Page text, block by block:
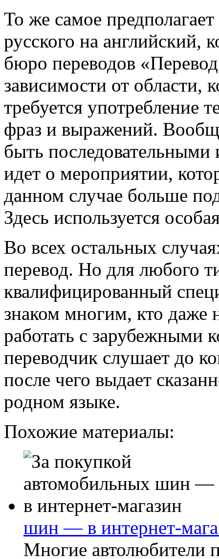
То же самое
русского на английский,
бюро переводов
зависимости от области,
требуется употребление
фраз и выражений.
быть
идет о мероприятии,
данном случае больше
Здесь используется
Во всех остальных
перевод. Но для любого
квалифицированный
знаком многим, кто даже
работать с зарубежными
переводчик слушает до
после чего выдает
родном языке.
Похожие материалы:
шин — в интернет-
Многие автолюбители